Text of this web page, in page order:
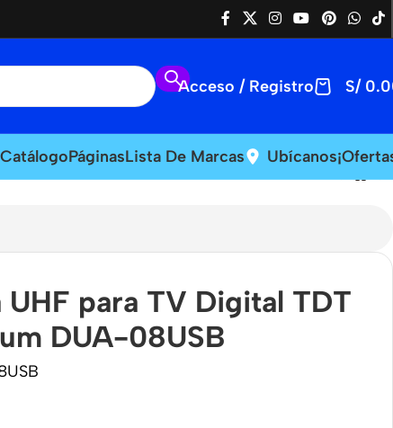
Acceso / Registro S/
CatálogoPáginasLista De Marcas Ubícanos
UHF para TV Digital TDT
DUA-08USB